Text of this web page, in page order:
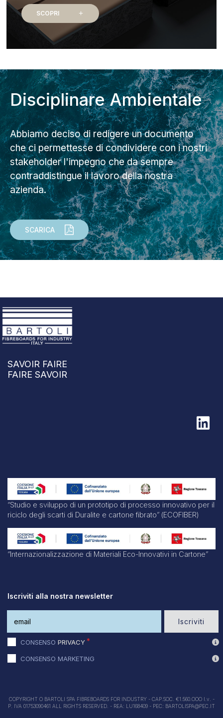
SCOPRI add
Disciplinare Ambientale
Abbiamo deciso di redigere un documento
che ci permettesse di condividere con i nostri
stakeholder l'impegno che da sempre
contraddistingue il lavoro della nostra
azienda.
SCARICA
SAVOIR FAIRE
FAIRE SAVOIR
“Studio e sviluppo di un prototipo di processo innovativo per il
riciclo degli scarti di Duralite e cartone fibrato” (ECOFIBER)
“Internazionalizzazione di Materiali Eco-Innovativi in Cartone”
Iscriviti alla nostra newsletter
Iscriviti
CONSENSO PRIVACY
CONSENSO MARKETING
COPYRIGHT O BARTOLI SPA FIBREBOARDS FOR INDUSTRY - CAP.SOC. €1.560.OOO I.v. -
P. IVA 01753090461 ALL RIGHTS RESERVED. - REA: LU168409 - PEC: BARTOLISPA@PEC.IT